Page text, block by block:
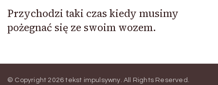
Przychodzi taki czas kiedy musimy
pożegnać się ze swoim wozem.
© Copyright 2026tekst impulsywny. All Rights Reserved.